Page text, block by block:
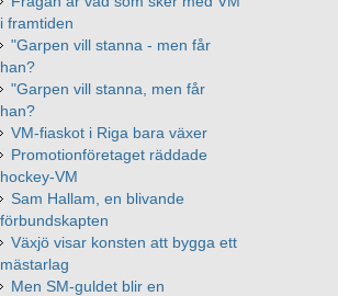
i framtiden
"Garpen vill stanna - men får
han?
"Garpen vill stanna, men får
han?
VM-fiaskot i Riga bara växer
Promotionföretaget räddade
hockey-VM
Sam Hallam, en blivande
förbundskapten
Växjö visar konsten att bygga ett
mästarlag
Men SM-guldet blir en